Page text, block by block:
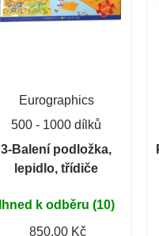
Eurographics
500 - 1000 dílků
3-Balení podložka,
lepidlo, třídiče
Ihned k odběru (10)
850,00 Kč